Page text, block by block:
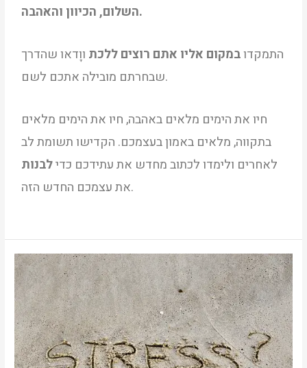
השלום, הכיוון והאהבה.
התמקדובמקום אליו אתם רוצים ללכת ווָדאו שהדרך
שבחרתם מובילה אתכם לשם.
חיו את הימים מלאים באהבה, חיו את הימים מלאים
בתקווה, מלאים באמון בעצמכם. הקדישו תשומת לב
לאחרים ולימדו לכתוב מחדש את עתידכם כדילבנות
את עצמכם החדש הזה.